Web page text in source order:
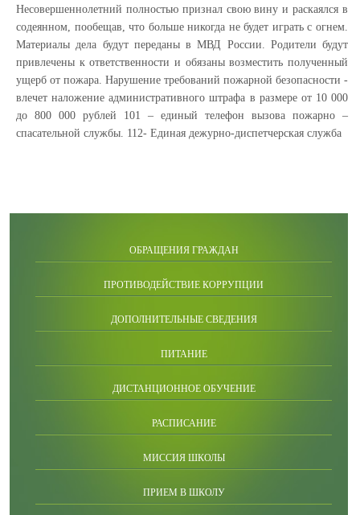
Несовершеннолетний полностью признал свою вину и раскаялся в
содеянном, пообещав, что больше никогда не будет играть с огнем.
Материалы дела будут переданы в МВД России. Родители будут
привлечены к ответственности и обязаны возместить полученный
ущерб от пожара. Нарушение требований пожарной безопасности -
влечет наложение административного штрафа в размере от 10 000
до 800 000 рублей 101 – единый телефон вызова пожарно –
спасательной службы. 112- Единая дежурно-диспетчерская служба
ОБРАЩЕНИЯ ГРАЖДАН
ПРОТИВОДЕЙСТВИЕ КОРРУПЦИИ
ДОПОЛНИТЕЛЬНЫЕ СВЕДЕНИЯ
ПИТАНИЕ
ДИСТАНЦИОННОЕ ОБУЧЕНИЕ
РАСПИСАНИЕ
МИССИЯ ШКОЛЫ
ПРИЕМ В ШКОЛУ